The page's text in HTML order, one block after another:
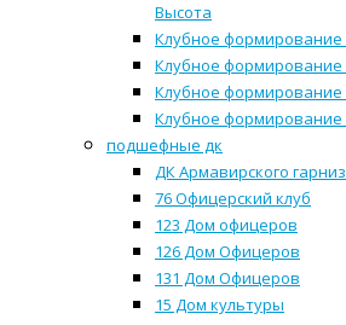
Высота
Клубное формирование
Клубное формирование
Клубное формирование
Клубное формирование
подшефные дк
ДК Армавирского
76 Офицерский клуб
123 Дом офицеров
126 Дом Офицеров
131 Дом Офицеров
15 Дом культуры